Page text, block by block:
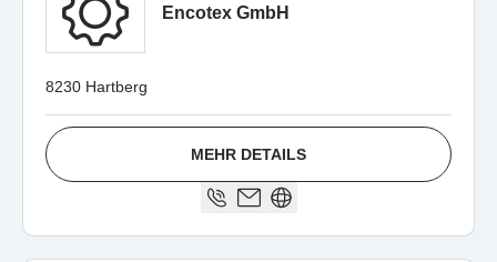
Encotex GmbH
8230 Hartberg
MEHR DETAILS